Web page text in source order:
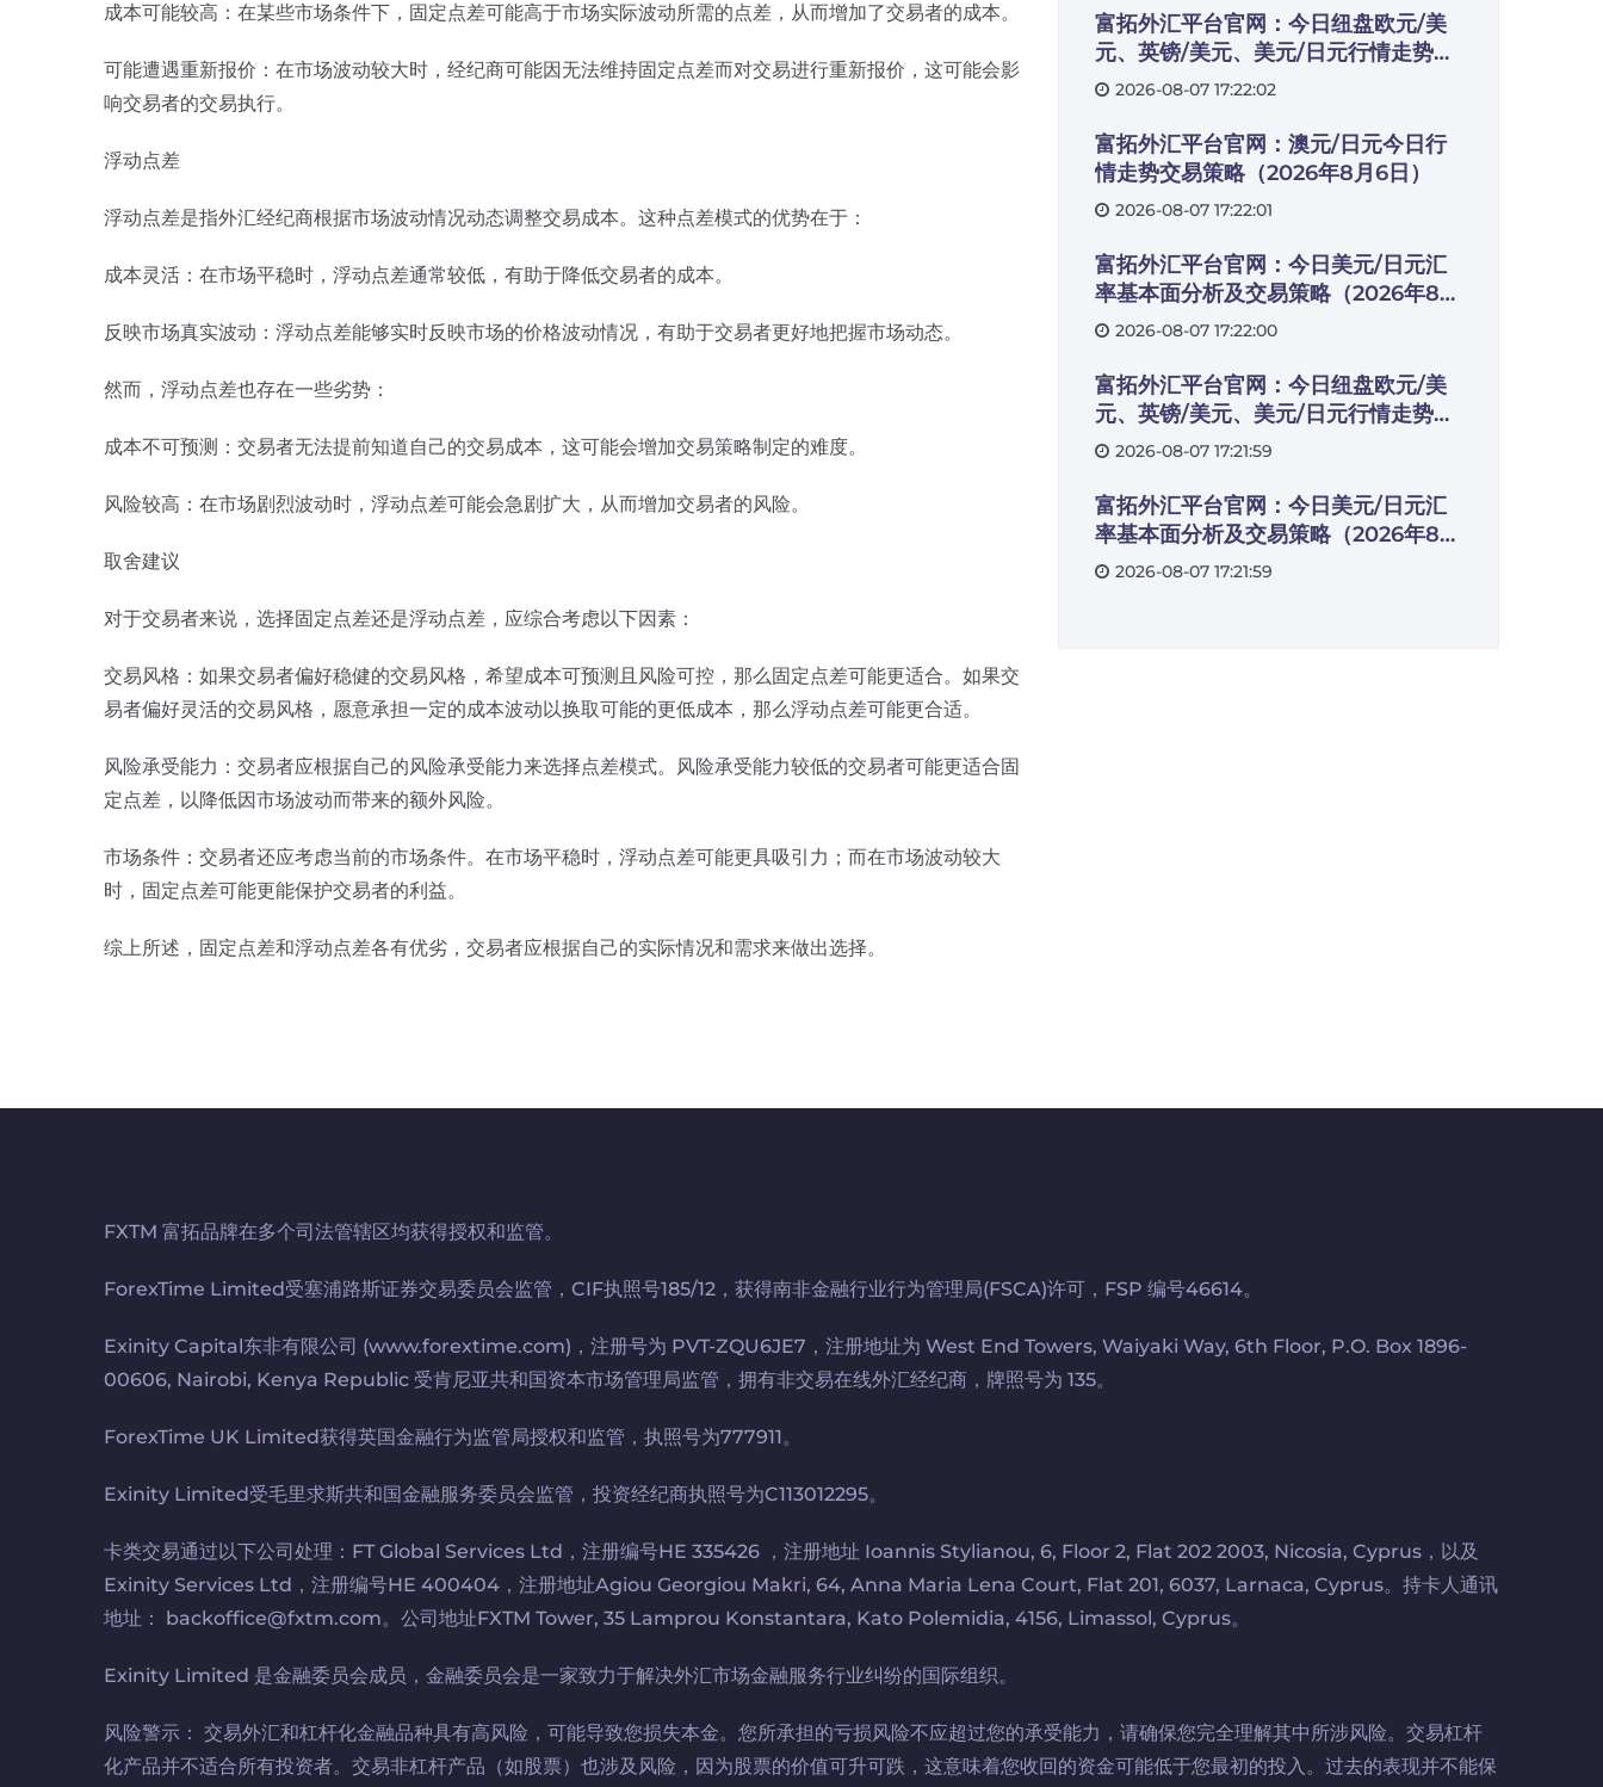
成本可能较高：在某些市场条件下，固定点差可能高于市场实际波动所需的点差，从而增加了交易者的成本。
可能遭遇重新报价：在市场波动较大时，经纪商可能因无法维持固定点差而对交易进行重新报价，这可能会影
响交易者的交易执行。
浮动点差
浮动点差是指外汇经纪商根据市场波动情况动态调整交易成本。这种点差模式的优势在于：
成本灵活：在市场平稳时，浮动点差通常较低，有助于降低交易者的成本。
反映市场真实波动：浮动点差能够实时反映市场的价格波动情况，有助于交易者更好地把握市场动态。
然而，浮动点差也存在一些劣势：
成本不可预测：交易者无法提前知道自己的交易成本，这可能会增加交易策略制定的难度。
风险较高：在市场剧烈波动时，浮动点差可能会急剧扩大，从而增加交易者的风险。
取舍建议
对于交易者来说，选择固定点差还是浮动点差，应综合考虑以下因素：
交易风格：如果交易者偏好稳健的交易风格，希望成本可预测且风险可控，那么固定点差可能更适合。如果交
易者偏好灵活的交易风格，愿意承担一定的成本波动以换取可能的更低成本，那么浮动点差可能更合适。
风险承受能力：交易者应根据自己的风险承受能力来选择点差模式。风险承受能力较低的交易者可能更适合固
定点差，以降低因市场波动而带来的额外风险。
市场条件：交易者还应考虑当前的市场条件。在市场平稳时，浮动点差可能更具吸引力；而在市场波动较大
时，固定点差可能更能保护交易者的利益。
综上所述，固定点差和浮动点差各有优劣，交易者应根据自己的实际情况和需求来做出选择。
富拓外汇平台官网：今日纽盘欧元/美
元、英镑/美元、美元/日元行情走势交
易策略（2026年8月5日）
2026-08-07 17:22:02
富拓外汇平台官网：澳元/日元今日行
情走势交易策略（2026年8月6日）
2026-08-07 17:22:01
富拓外汇平台官网：今日美元/日元汇
率基本面分析及交易策略（2026年8月
6日）
2026-08-07 17:22:00
富拓外汇平台官网：今日纽盘欧元/美
元、英镑/美元、美元/日元行情走势交
易策略（2026年8月6日）
2026-08-07 17:21:59
富拓外汇平台官网：今日美元/日元汇
率基本面分析及交易策略（2026年8月
7日）
2026-08-07 17:21:59
FXTM 富拓品牌在多个司法管辖区均获得授权和监管。
ForexTime Limited受塞浦路斯证券交易委员会监管，CIF执照号185/12，获得南非金融行业行为管理局(FSCA)许可，FSP 编号46614。
Exinity Capital东非有限公司 (www.forextime.com)，注册号为 PVT-ZQU6JE7，注册地址为 West End Towers, Waiyaki Way, 6th Floor, P.O. Box 1896-
00606, Nairobi, Kenya Republic 受肯尼亚共和国资本市场管理局监管，拥有非交易在线外汇经纪商，牌照号为 135。
ForexTime UK Limited获得英国金融行为监管局授权和监管，执照号为777911。
Exinity Limited受毛里求斯共和国金融服务委员会监管，投资经纪商执照号为C113012295。
卡类交易通过以下公司处理：FT Global Services Ltd，注册编号HE 335426 ，注册地址 Ioannis Stylianou, 6, Floor 2, Flat 202 2003, Nicosia, Cyprus，以及
Exinity Services Ltd，注册编号HE 400404，注册地址Agiou Georgiou Makri, 64, Anna Maria Lena Court, Flat 201, 6037, Larnaca, Cyprus。持卡人通讯
地址： backoffice@fxtm.com。公司地址FXTM Tower, 35 Lamprou Konstantara, Kato Polemidia, 4156, Limassol, Cyprus。
Exinity Limited 是金融委员会成员，金融委员会是一家致力于解决外汇市场金融服务行业纠纷的国际组织。
风险警示： 交易外汇和杠杆化金融品种具有高风险，可能导致您损失本金。您所承担的亏损风险不应超过您的承受能力，请确保您完全理解其中所涉风险。交易杠杆
化产品并不适合所有投资者。交易非杠杆产品（如股票）也涉及风险，因为股票的价值可升可跌，这意味着您收回的资金可能低于您最初的投入。过去的表现并不能保